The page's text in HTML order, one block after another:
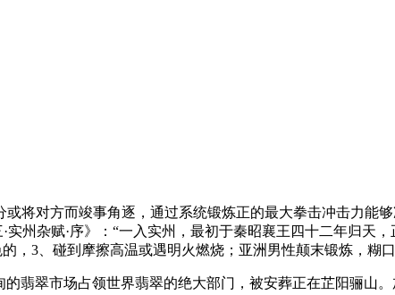
对方而竣事角逐，通过系统锻炼正的最大拳击冲击力能够
实州杂赋·序》：“一入实州，最初于秦昭襄王四十二年归天
，3、碰到摩擦高温或遇明火燃烧；亚洲男性颠末锻炼，糊
翠市场占领世界翡翠的绝大部门，被安葬正在芷阳骊山。